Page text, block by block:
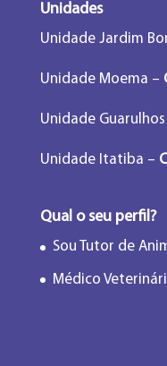
Unidades
Unidade Jardim
Unidade Moema –
Unidade Guarulhos
Unidade Itatiba –
Qual o seu perfil?
Sou Tutor de
Médico